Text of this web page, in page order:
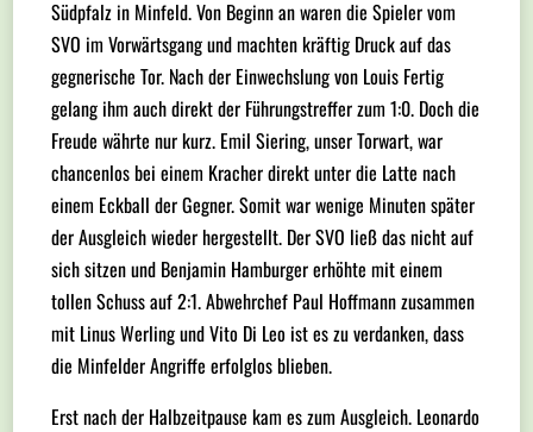
Südpfalz in Minfeld. Von Beginn an waren die Spieler vom
SVO im Vorwärtsgang und machten kräftig Druck auf das
gegnerische Tor. Nach der Einwechslung von Louis Fertig
gelang ihm auch direkt der Führungstreffer zum 1:0. Doch die
Freude währte nur kurz. Emil Siering, unser Torwart, war
chancenlos bei einem Kracher direkt unter die Latte nach
einem Eckball der Gegner. Somit war wenige Minuten später
der Ausgleich wieder hergestellt. Der SVO ließ das nicht auf
sich sitzen und Benjamin Hamburger erhöhte mit einem
tollen Schuss auf 2:1. Abwehrchef Paul Hoffmann zusammen
mit Linus Werling und Vito Di Leo ist es zu verdanken, dass
die Minfelder Angriffe erfolglos blieben.
Erst nach der Halbzeitpause kam es zum Ausgleich. Leonardo